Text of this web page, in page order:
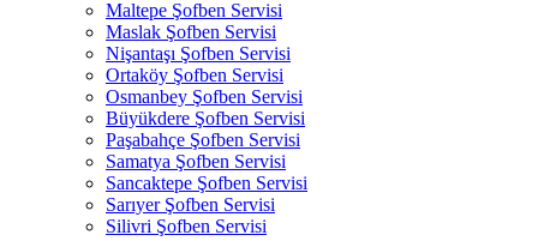
Maltepe Şofben Servisi
Maslak Şofben Servisi
Nişantaşı Şofben Servisi
Ortaköy Şofben Servisi
Osmanbey Şofben Servisi
Büyükdere Şofben Servisi
Paşabahçe Şofben Servisi
Samatya Şofben Servisi
Sancaktepe Şofben Servisi
Sarıyer Şofben Servisi
Silivri Şofben Servisi